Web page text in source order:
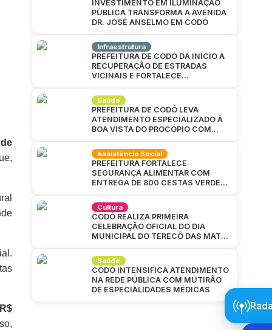
INVESTIMENTO EM ILUMINAÇÃO
PÚBLICA TRANSFORMA A AVENIDA
DR. JOSÉ ANSELMO EM CODÓ
Infraestrutura
PREFEITURA DE CODÓ DÁ INÍCIO À
RECUPERAÇÃO DE ESTRADAS
VICINAIS E FORTALECE
Saúde
PREFEITURA DE CODÓ LEVA
ATENDIMENTO ESPECIALIZADO À
BOA VISTA DO PROCÓPIO COM
Assistência Social
PREFEITURA FORTALECE
SEGURANÇA ALIMENTAR COM
ENTREGA DE 800 CESTAS VERDES
Cultura
CODÓ REALIZA PRIMEIRA
CELEBRAÇÃO OFICIAL DO DIA
MUNICIPAL DO TERECÔ DAS MATAS
Saúde
CODÓ INTENSIFICA ATENDIMENTO
NA REDE PÚBLICA COM MUTIRÃO
DE ESPECIALIDADES MÉDICAS